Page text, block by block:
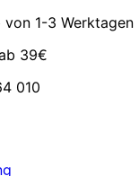
1-3 Werktagen
39€
010